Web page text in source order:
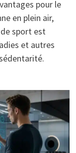
pour le
en plein air,
sport est
et autres